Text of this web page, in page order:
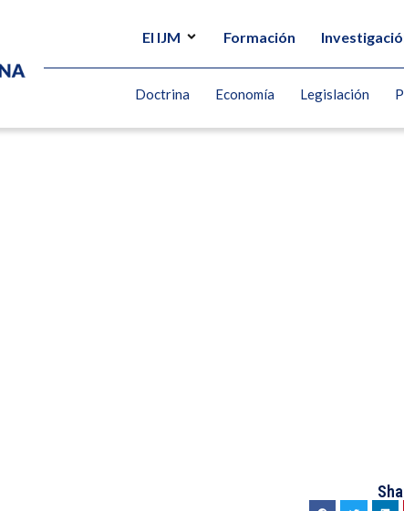
El IJM Formación
Doctrina Economía Legislación